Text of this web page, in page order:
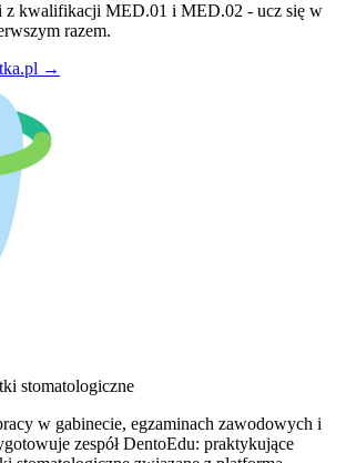
z kwalifikacji MED.01 i MED.02 - ucz się w
razem.
→
stomatologiczne
w gabinecie, egzaminach zawodowych i
zespół DentoEdu: praktykujące